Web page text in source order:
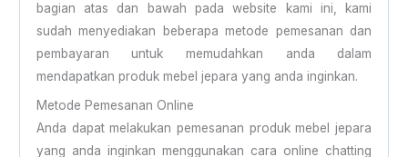
bagian atas dan bawah pada website kami ini, kami
sudah menyediakan beberapa metode pemesanan dan
pembayaran untuk memudahkan anda dalam
mendapatkan produk mebel jepara yang anda inginkan.
Metode Pemesanan Online
Anda dapat melakukan pemesanan produk mebel jepara
yang anda inginkan menggunakan cara online chatting